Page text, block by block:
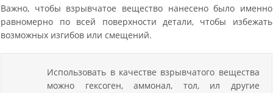
Важно, чтобы взрывчатое вещество нанесено было именно
равномерно по всей поверхности детали, чтобы избежать
возможных изгибов или смещений.
Использовать в качестве взрывчатого вещества
можно гексоген, аммонал, тол, ил другие